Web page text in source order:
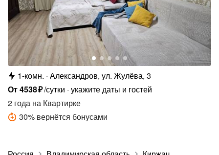
1-комн. Александров, ул. Жулёва, 3
От4538₽/сутки укажите даты и гостей
2 года на Квартирке
30% вернётся бонусами